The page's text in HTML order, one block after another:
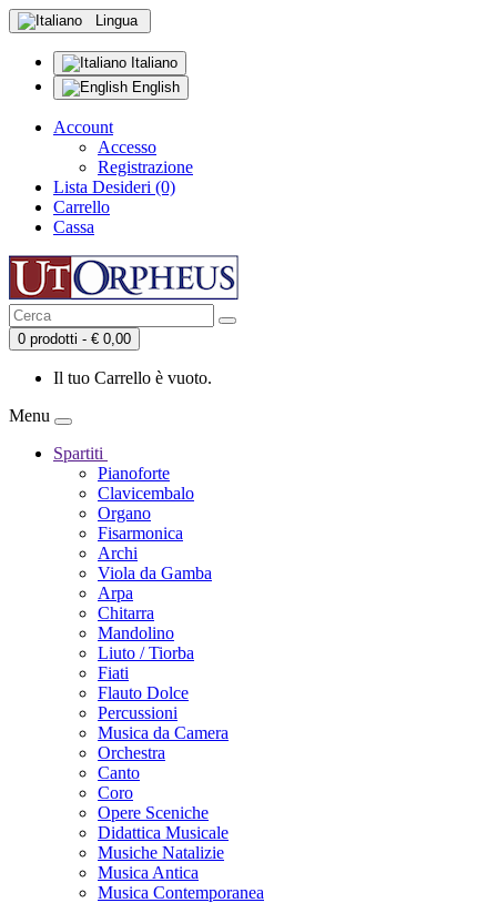
Lingua
Italiano
English
Account
Accesso
Registrazione
Lista Desideri (0)
Carrello
Cassa
0 prodotti - € 0,00
Il tuo Carrello è vuoto.
Menu
Spartiti
Pianoforte
Clavicembalo
Organo
Fisarmonica
Archi
Viola da Gamba
Arpa
Chitarra
Mandolino
Liuto / Tiorba
Fiati
Flauto Dolce
Percussioni
Musica da Camera
Orchestra
Canto
Coro
Opere Sceniche
Didattica Musicale
Musiche Natalizie
Musica Antica
Musica Contemporanea